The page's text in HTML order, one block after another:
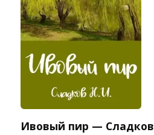
Ивовый пир — Сладков